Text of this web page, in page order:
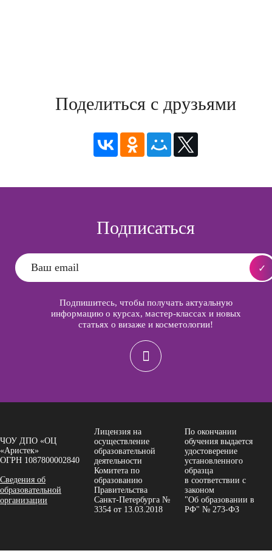
Поделиться с друзьями
Подписаться
Подпишитесь, чтобы получать актуальную
информацию о курсах, мастер-классах и новых
статьях о визаже и косметологии!
ЧОУ ДПО «ОЦ
«Аристек»
ОГРН 1087800002840
Сведения об
образовательной
организации
Лицензия на
осуществление
образовательной
деятельности
Комитета по
образованию
Правительства
Санкт-Петербурга №
3354 от 13.03.2018
По окончании
обучения выдается
удостоверение
установленного
образца
в соответствии с
законом
"Об образовании в
РФ" № 273-ФЗ